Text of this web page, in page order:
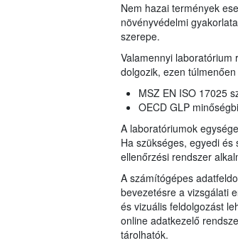
Nem hazai termények
növényvédelmi
szerepe.
Valamennyi laboratórium
dolgozik, ezen
MSZ EN ISO 17025
OECD GLP
A laboratóriumok
Ha szükséges, egyedi
ellenőrzési rendszer
A számítógépes
bevezetésre a vizsgálati
és vizuális feldolgozást
online adatkezelő
tárolhatók.